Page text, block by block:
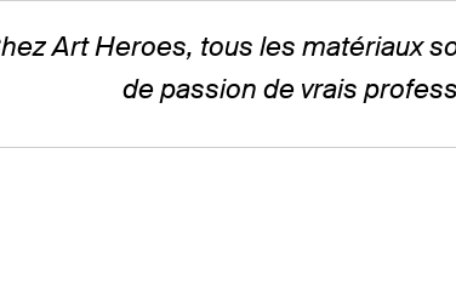
Art Heroes, tous les matériaux
de passion de vrais